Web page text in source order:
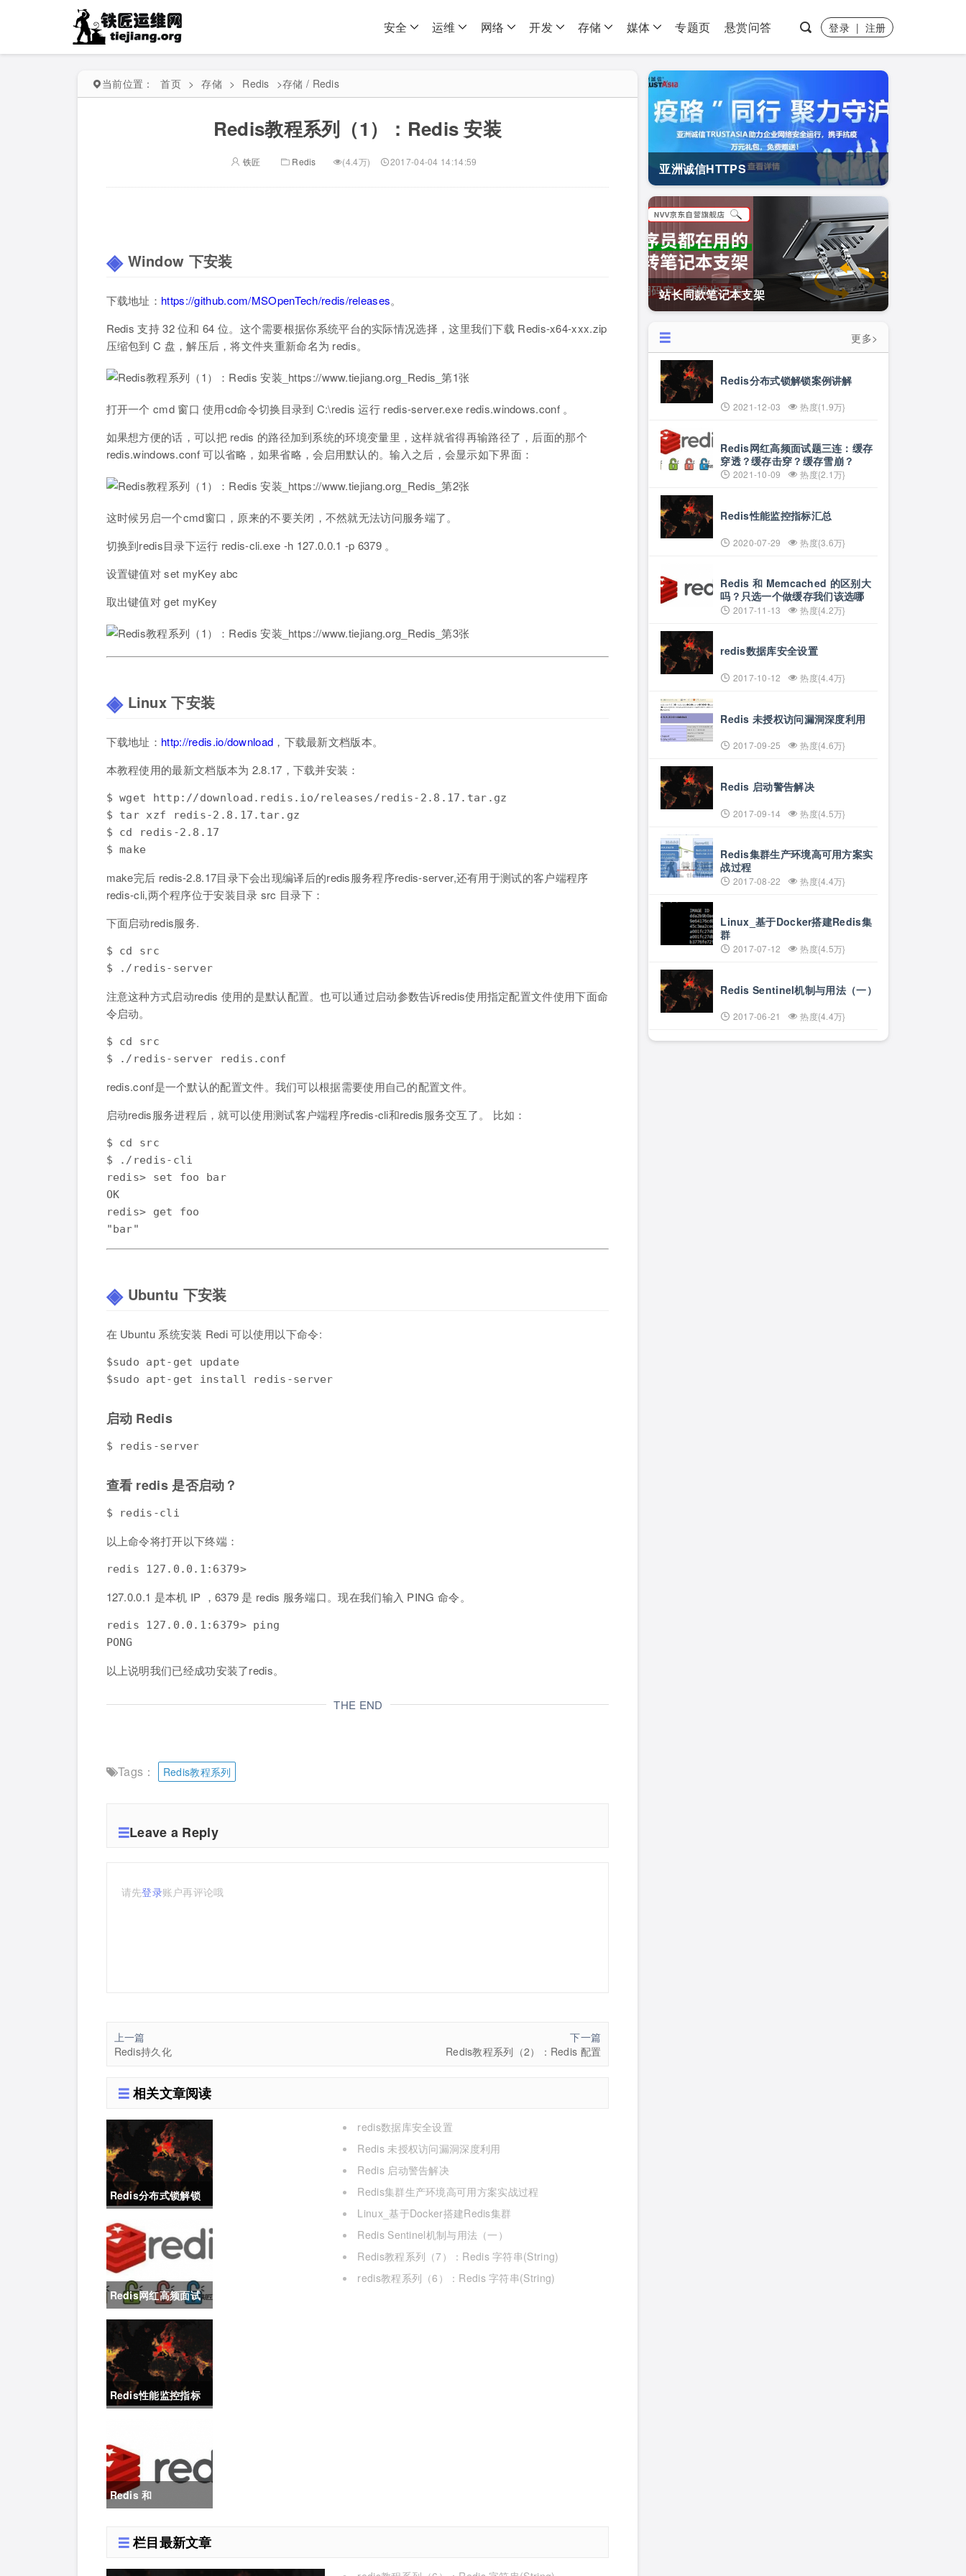
安全 运维 网络 开发 存储 媒体 专题页 悬赏问答 登录 | 注册
当前位置： 首页 > 存储 > Redis >存储 / Redis
Redis教程系列（1）：Redis 安装
铁匠 Redis (4.4万) 2017-04-04 14:14:59
Window 下安装
下载地址： https://github.com/MSOpenTech/redis/releases。
Redis 支持 32 位和 64 位。这个需要根据你系统平台的实际情况选择，这里我们下载 Redis-x64-xxx.zip
压缩包到 C 盘，解压后，将文件夹重新命名为 redis。
打开一个 cmd 窗口 使用cd命令切换目录到 C:\redis 运行 redis-server.exe redis.windows.conf 。
如果想方便的话，可以把 redis 的路径加到系统的环境变量里，这样就省得再输路径了，后面的那个
redis.windows.conf 可以省略，如果省略，会启用默认的。输入之后，会显示如下界面：
这时候另启一个cmd窗口，原来的不要关闭，不然就无法访问服务端了。
切换到redis目录下运行 redis-cli.exe -h 127.0.0.1 -p 6379 。
设置键值对 set myKey abc
取出键值对 get myKey
Linux 下安装
下载地址： http://redis.io/download ，下载最新文档版本。
本教程使用的最新文档版本为 2.8.17，下载并安装：
$ wget http://download.redis.io/releases/redis-2.8.17.tar.gz
$ tar xzf redis-2.8.17.tar.gz
$ cd redis-2.8.17
$ make
make完后 redis-2.8.17目录下会出现编译后的redis服务程序redis-server,还有用于测试的客户端程序
redis-cli,两个程序位于安装目录 src 目录下：
下面启动redis服务.
$ cd src
$ ./redis-server
注意这种方式启动redis 使用的是默认配置。也可以通过启动参数告诉redis使用指定配置文件使用下面命
令启动。
$ cd src
$ ./redis-server redis.conf
redis.conf是一个默认的配置文件。我们可以根据需要使用自己的配置文件。
启动redis服务进程后，就可以使用测试客户端程序redis-cli和redis服务交互了。 比如：
$ cd src
$ ./redis-cli
redis> set foo bar
OK
redis> get foo
"bar"
Ubuntu 下安装
在 Ubuntu 系统安装 Redi 可以使用以下命令:
$sudo apt-get update
$sudo apt-get install redis-server
启动 Redis
$ redis-server
查看 redis 是否启动？
$ redis-cli
以上命令将打开以下终端：
redis 127.0.0.1:6379>
127.0.0.1 是本机 IP ，6379 是 redis 服务端口。现在我们输入 PING 命令。
redis 127.0.0.1:6379> ping
PONG
以上说明我们已经成功安装了redis。
THE END
Tags： Redis教程系列
Leave a Reply
请先登录账户再评论哦
上一篇
Redis持久化
下一篇
Redis教程系列（2）：Redis 配置
相关文章阅读
Redis分布式锁解锁
案例讲解
Redis网红高频面试
题三连：缓存穿透？
缓存击穿？缓存雪
崩？
Redis性能监控指标
Redis 和
大吗？只选一个做缓
redis数据库安全设置
Redis 未授权访问漏洞深度利用
Redis 启动警告解决
Redis集群生产环境高可用方案实战过程
Linux_基于Docker搭建Redis集群
Redis Sentinel机制与用法（一）
Redis教程系列（7）：Redis 字符串(String)
redis教程系列（6）：Redis 字符串(String)
栏目最新文章
亚洲诚信HTTPS
站长同款笔记本支架
更多>
Redis分布式锁解锁案例讲解
2021-12-03 热度{1.9万}
Redis网红高频面试题三连：缓存
穿透？缓存击穿？缓存雪崩？
2021-10-09 热度{2.1万}
Redis性能监控指标汇总
2020-07-29 热度{3.6万}
Redis 和 Memcached 的区别大
吗？只选一个做缓存我们该选哪
个？2017-11-13 热度{4.2万}
redis数据库安全设置
2017-10-12 热度{4.4万}
Redis 未授权访问漏洞深度利用
2017-09-25 热度{4.6万}
Redis 启动警告解决
2017-09-14 热度{4.5万}
Redis集群生产环境高可用方案实
战过程
2017-08-22 热度{4.4万}
Linux_基于Docker搭建Redis集
群
2017-07-12 热度{4.5万}
Redis Sentinel机制与用法（一）
2017-06-21 热度{4.4万}